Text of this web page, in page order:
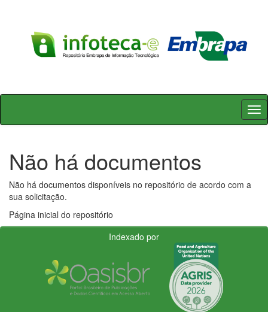
Skip
Não há documentos
Não há documentos disponíveis no repositório de acordo com a
sua solicitação.
Página inicial do repositório
Indexado por